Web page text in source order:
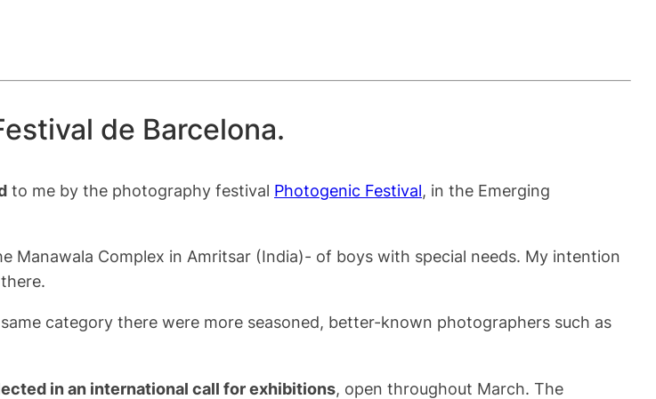
de Barcelona.
to me by the photography festival Photogenic Festival, in the Emerging
Complex in Amritsar (India)- of boys with special needs. My intention
category there were more seasoned, better-known photographers such as
in an international call for exhibitions, open throughout March. The